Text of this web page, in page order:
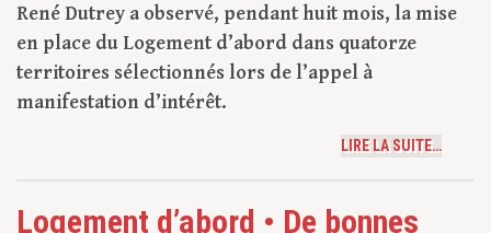
René Dutrey a observé, pendant huit mois, la mise
en place du Logement d’abord dans quatorze
territoires sélectionnés lors de l’appel à
manifestation d’intérêt.
LIRE LA SUITE…
Logement d’abord • De bonnes